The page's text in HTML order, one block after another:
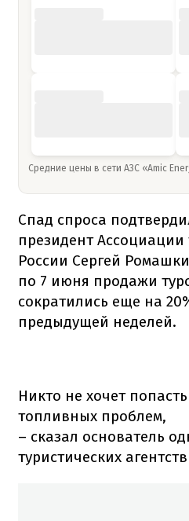
Средние цены в сети АЗС «Amic
Спад спроса
президент Ассоциации
России Сергей
по 7 июня продажи
сократились еще на
предыдущей неделей.
Никто не хочет
топливных проблем,
– сказал основатель
туристических